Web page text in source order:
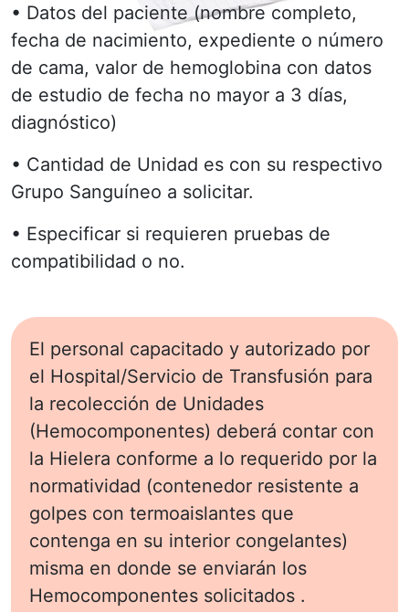
• Datos del paciente (nombre completo,
fecha de nacimiento, expediente o número
de cama, valor de hemoglobina con datos
de estudio de fecha no mayor a 3 días,
diagnóstico)
• Cantidad de Unidad es con su respectivo
Grupo Sanguíneo a solicitar.
• Especificar si requieren pruebas de
compatibilidad o no.
El personal capacitado y autorizado por
el Hospital/Servicio de Transfusión para
la recolección de Unidades
(Hemocomponentes) deberá contar con
la Hielera conforme a lo requerido por la
normatividad (contenedor resistente a
golpes con termoaislantes que
contenga en su interior congelantes)
misma en donde se enviarán los
Hemocomponentes solicitados .